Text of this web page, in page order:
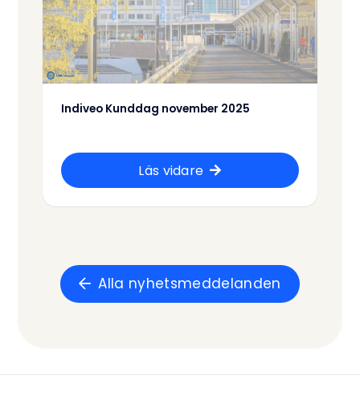
Indiveo Kunddag november 2025
Läs vidare
Alla nyhetsmeddelanden